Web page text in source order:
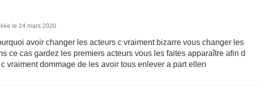
le 24 mars 2020
avoir changer les acteurs c vraiment bizarre vous changer les
ce cas gardez les premiers acteurs vous les faites apparaître afin d
vraiment dommage de les avoir tous enlever a part ellen